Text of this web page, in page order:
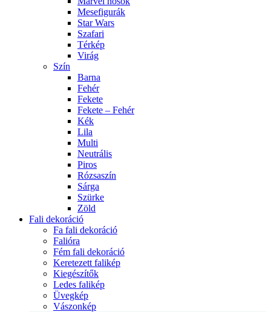
Mesefigurák
Star Wars
Szafari
Térkép
Virág
Szín
Barna
Fehér
Fekete
Fekete – Fehér
Kék
Lila
Multi
Neutrális
Piros
Rózsaszín
Sárga
Szürke
Zöld
Fali dekoráció
Fa fali dekoráció
Falióra
Fém fali dekoráció
Keretezett falikép
Kiegészítők
Ledes falikép
Üvegkép
Vászonkép